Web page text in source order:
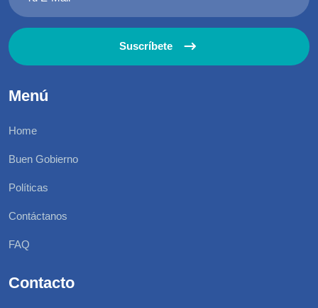
Suscríbete
Menú
Home
Buen Gobierno
Políticas
Contáctanos
FAQ
Contacto